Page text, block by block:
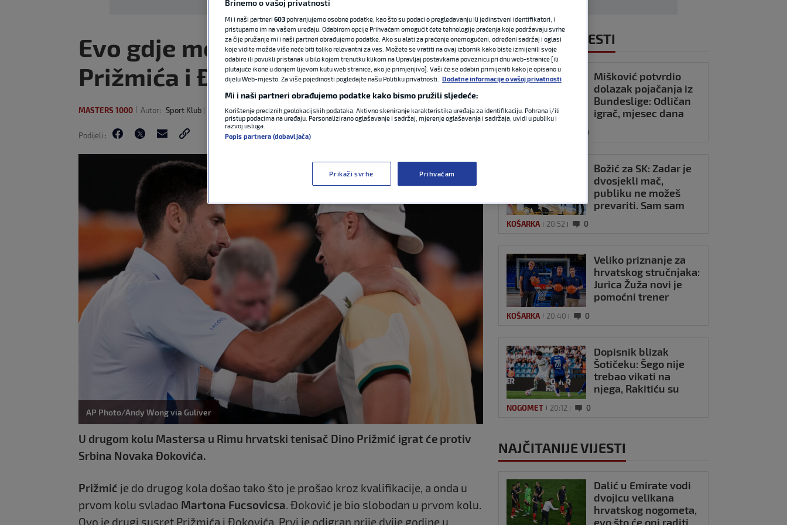
Evo gdje možete gledati okršaj
Prižmića i Đokovića
MASTERS 1000 Autor: Sport Klub 8. svi 2026 11:53 0 komentara
Podijeli :
AP Photo/Andy Wong via Guliver
U drugom kolu Mastersa u Rimu hrvatski tenisač Dino Prižmić igrat će protiv
Srbina Novaka Đokovića.
Prižmić je do drugog kola došao tako što je prošao kroz kvalifikacije, a onda u
prvom kolu svladao Martona Fucsovicsa. Đoković je bio slobodan u prvom kolu.
Ovo je drugi susret Prižmića i Đokovića. Prvi je odigran prije dvije godine u
NAJNOVIJE VIJESTI
Mišković potvrdio
dolazak pojačanja iz
Bundeslige: Odličan
igrač, mjesec dana
0
Božić za SK: Zadar je
dvosjekli mač,
publiku ne možeš
prevariti. Sam sam
KOŠARKA 20:52 0
Veliko priznanje za
hrvatskog stručnjaka:
Jurica Žuža novi je
pomoćni trener
KOŠARKA 20:40 0
Dopisnik blizak
Šotičeku: Šego nije
trebao vikati na
njega, Rakitiću su
NOGOMET 20:12 0
NAJČITANIJE VIJESTI
Dalić u Emirate vodi
dvojicu velikana
hrvatskog nogometa,
evo što će oni raditi
Brinemo o vašoj privatnosti
Mi i naši partneri 603pohranjujemo osobne podatke, kao što su podaci o pregledavanju ili jedinstveni identifikatori, i
pristupamo im na vašem uređaju. Odabirom opcije Prihvaćam omogućit ćete tehnologije praćenja koje podržavaju svrhe
za čije pružanje mi i naši partneri obrađujemo podatke. Ako su alati za praćenje onemogućeni, određeni sadržaj i oglasi
koje vidite možda više neće biti toliko relevantni za vas. Možete se vratiti na ovaj izbornik kako biste izmijenili svoje
odabire ili povukli pristanak u bilo kojem trenutku klikom na Upravljaj postavkama poveznicu pri dnu web-stranice [ili
plutajuće ikone u donjem lijevom kutu web stranice, ako je primjenjivo]. Vaši će se odabiri primijeniti kako je opisano u
dijelu Web-mjesto. Za više pojedinosti pogledajte našu Politiku privatnosti.
Dodatne informacije o vašoj privatnosti
Mi i naši partneri obrađujemo podatke kako bismo pružili sljedeće:
Korištenje preciznih geolokacijskih podataka. Aktivno skeniranje karakteristika uređaja za identifikaciju. Pohrana i/ili
pristup podacima na uređaju. Personalizirano oglašavanje i sadržaj, mjerenje oglašavanja i sadržaja, uvidi u publiku i
razvoj usluga.
Popis partnera (dobavljača)
Prikaži svrhe Prihvaćam